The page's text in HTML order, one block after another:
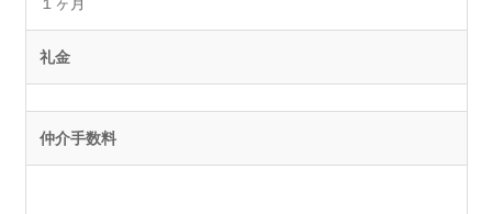
礼金
仲介手数料